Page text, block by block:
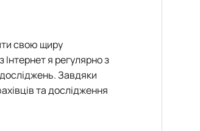
свою щиру
я регулярно з
Завдяки
та дослідження